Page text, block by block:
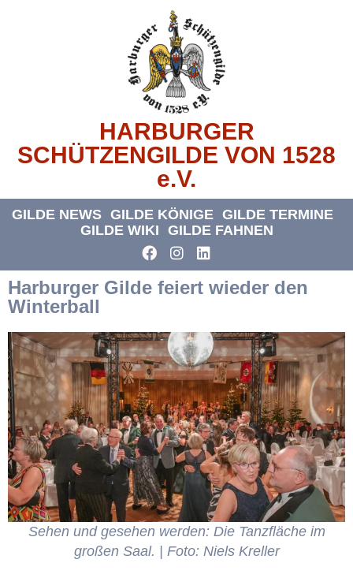
HARBURGER
SCHÜTZENGILDE VON 1528
e.V.
GILDE NEWS GILDE KÖNIGE GILDE TERMINE
GILDE WIKI GILDE FAHNEN
Harburger Gilde feiert wieder den
Winterball
Sehen und gesehen werden: Die Tanzfläche im
großen Saal. | Foto: Niels Kreller